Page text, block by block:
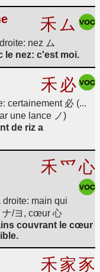
禾ム
nez ム
le nez: c'est moi.
禾 必
certainement 必 (...
une lance ノ)
de riz a
禾爫心
main qui
ナ/ヨ, cœur 心
couvrant le cœur
禾家豕